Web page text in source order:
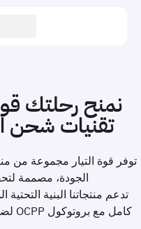
نمنح رحلتك
تقنيات شحن
قوة التيار مجموعة من
الجودة، مصممة
تدعم منتجاتنا البنية
كامل مع بروتوكول OCPP لضمان الاتصال السلس والتحكم الذكي.